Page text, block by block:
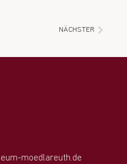
NÄCHSTER
moedlareuth.de